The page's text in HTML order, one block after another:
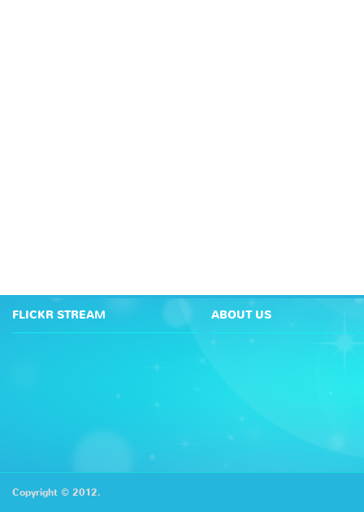
FLICKR STREAM ABOUT US
Copyright © 2012.